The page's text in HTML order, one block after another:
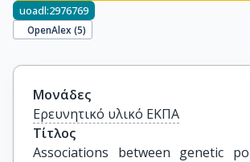
uoadl:2976769
OpenAlex (5)
Μονάδες
Ερευνητικό υλικό ΕΚΠΑ
Τίτλος
Associations between genetic